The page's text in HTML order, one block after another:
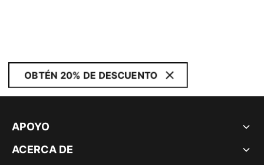
OBTÉN 20% DE DESCUENTO
APOYO
ACERCA DE